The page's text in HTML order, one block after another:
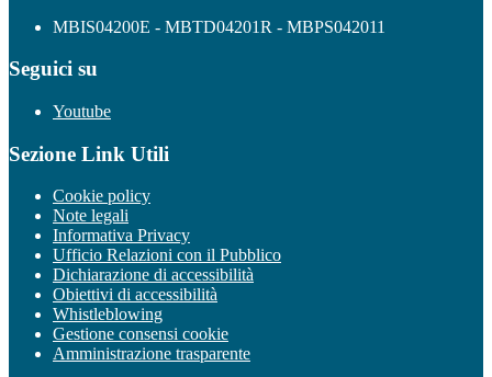
MBIS04200E - MBTD04201R - MBPS042011
Seguici su
Youtube
Sezione Link Utili
Cookie policy
Note legali
Informativa Privacy
Ufficio Relazioni con il Pubblico
Dichiarazione di accessibilità
Obiettivi di accessibilità
Whistleblowing
Gestione consensi cookie
Amministrazione trasparente